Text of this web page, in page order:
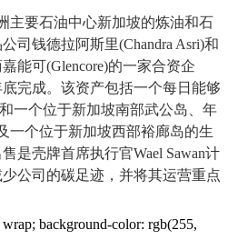
主要石油中心新加坡的炼油和石
司钱德拉阿斯里(Chandra Asri)和
能可(Glencore)的一家合资企
完成。该资产包括一个每日能够
一个位于新加坡南部武公岛、年
一个位于新加坡西部裕廊岛的生
是壳牌首席执行官Wael Sawan计
公司的碳足迹，并将其运营重点
background-color: rgb(255,